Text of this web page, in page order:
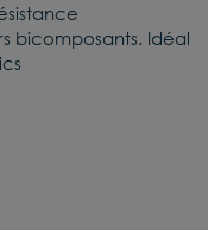
bicomposants. Idéal